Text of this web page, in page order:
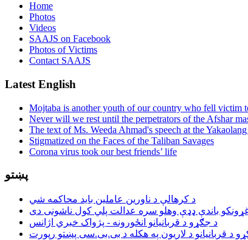
Home
Photos
Videos
SAAJS on Facebook
Photos of Victims
Contact SAAJS
Latest English
Mojtaba is another youth of our country who fell victim
Never will we rest until the perpetrators of the Afshar
The text of Ms. Weeda Ahmad's speech at the
Stigmatized on the Faces of the Taliban Savages
Corona virus took our best friends’ life
پښتو
د کرهالې د ناورین عاملین باید محاکمه شي
د جګړو د قربانیانو انځورونه - پژواک خبري اژانس
د قربانیانو د لاریون په هکله د بی.بی.سی پښتو رپورت